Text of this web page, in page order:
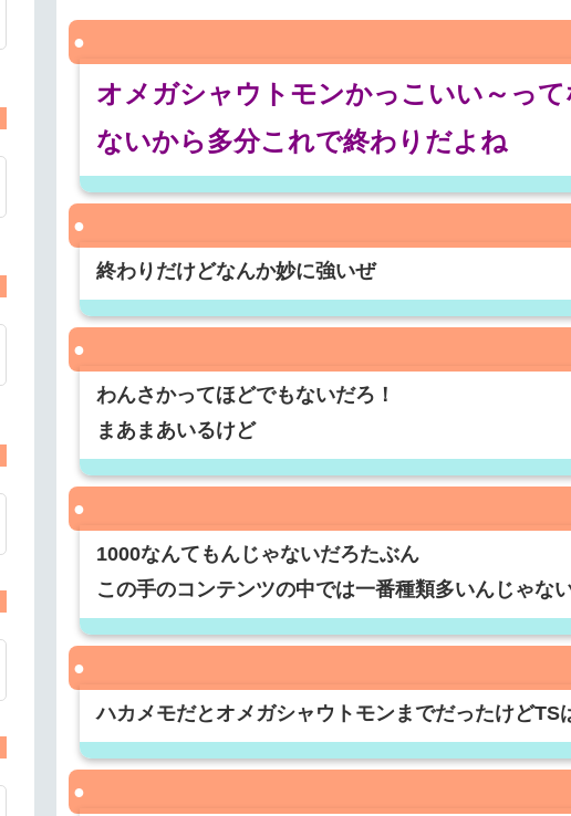
オメガシャウトモンかっこいい～っ
ないから多分これで終わりだよね
終わりだけどなんか妙に強いぜ
わんさかってほどでもないだろ！
まあまあいるけど
1000なんてもんじゃないだろたぶん
この手のコンテンツの中では一番種類多いんじゃな
ハカメモだとオメガシャウトモンまでだったけどTS